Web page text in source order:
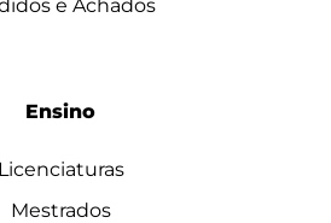
e Achados
Ensino
Licenciaturas
Mestrados